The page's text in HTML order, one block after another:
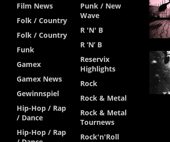
Film News
Folk / Country
Folk / Country
Funk
Gamex
Gamex News
Gewinnspiel
Hip-Hop / Rap
/ Dance
Hip-Hop / Rap
Punk / New
Wave
R 'n' B
R ‘n’ B
Reservix
Highlights
Rock
Rock & Metal
Rock & Metal
Tournews
Rock'n'Roll